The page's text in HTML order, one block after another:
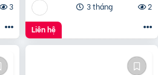
3
3 tháng
2
Liên hệ